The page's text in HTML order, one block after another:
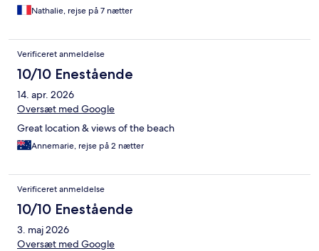
Nathalie, rejse på 7 nætter
Verificeret anmeldelse
10/10 Enestående
14. apr. 2026
Oversæt med Google
Great location & views of the beach
Annemarie, rejse på 2 nætter
Verificeret anmeldelse
10/10 Enestående
3. maj 2026
Oversæt med Google